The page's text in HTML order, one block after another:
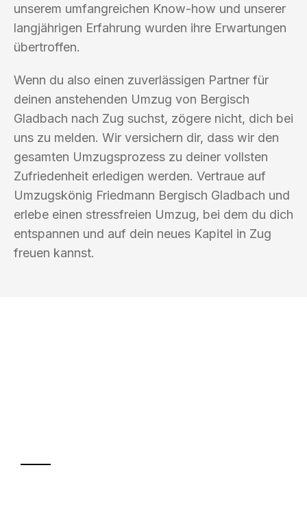
unserem umfangreichen Know-how und unserer
langjährigen Erfahrung wurden ihre Erwartungen
übertroffen.
Wenn du also einen zuverlässigen Partner für
deinen anstehenden Umzug von Bergisch
Gladbach nach Zug suchst, zögere nicht, dich bei
uns zu melden. Wir versichern dir, dass wir den
gesamten Umzugsprozess zu deiner vollsten
Zufriedenheit erledigen werden. Vertraue auf
Umzugskönig Friedmann Bergisch Gladbach und
erlebe einen stressfreien Umzug, bei dem du dich
entspannen und auf dein neues Kapitel in Zug
freuen kannst.